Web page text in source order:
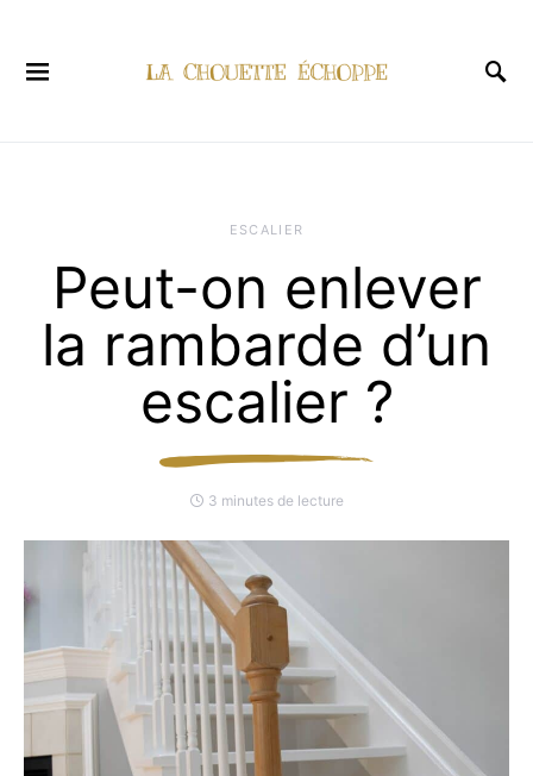
ESCALIER
Peut-on enlever
la rambarde d’un
escalier ?
3 minutes de lecture